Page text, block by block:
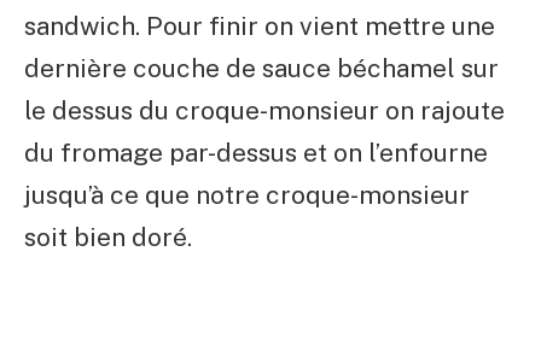
sandwich. Pour finir on vient mettre une
dernière couche de sauce béchamel sur
le dessus du croque-monsieur on rajoute
du fromage par-dessus et on l’enfourne
jusqu’à ce que notre croque-monsieur
soit bien doré.